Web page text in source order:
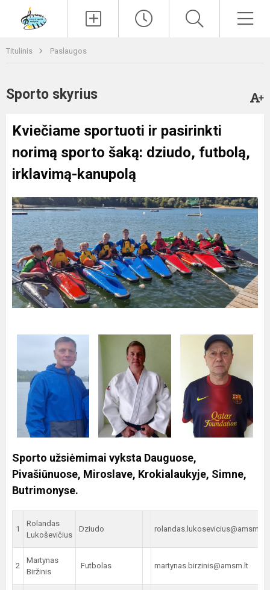
Titulinis Paslaugos
Sporto skyrius
Kviečiame sportuoti ir pasirinkti
norimą sporto šaką: dziudo, futbolą,
irklavimą-kanupolą
Sporto užsiėmimai vyksta Dauguose,
Pivašiūnuose, Miroslave, Krokialaukyje, Simne,
Butrimonyse.
1
Rolandas
Lukoševičius
Dziudo rolandas.lukosevicius@amsm.lt
2
Martynas
Biržinis
Futbolas martynas.birzinis@amsm.lt